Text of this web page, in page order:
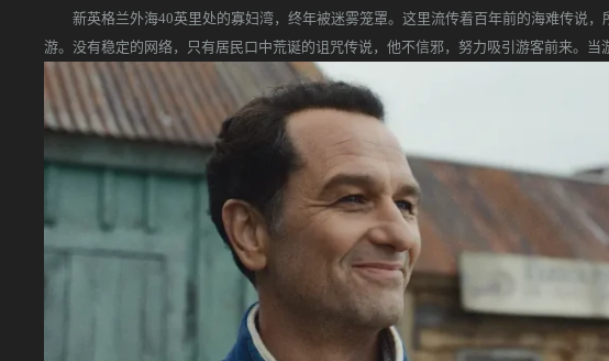
新英格兰外海40英里处的寡妇湾，终年被迷雾笼罩。这里流传着百年前的海难传说，
游。没有稳定的网络，只有居民口中荒诞的诅咒传说，他不信邪，努力吸引游客前来。